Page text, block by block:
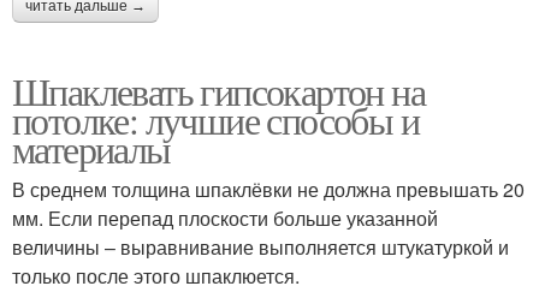
читать дальше →
Шпаклевать гипсокартон на
потолке: лучшие способы и
материалы
В среднем толщина шпаклёвки не должна превышать 20
мм. Если перепад плоскости больше указанной
величины – выравнивание выполняется штукатуркой и
только после этого шпаклюется.